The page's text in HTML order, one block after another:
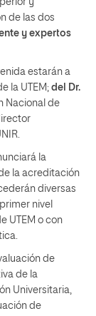
y
de las dos
y expertos
estarán a
la UTEM; del Dr.
Nacional de
la
la acreditación
diversas
nivel
UTEM o con
de
de la
Universitaria,
de